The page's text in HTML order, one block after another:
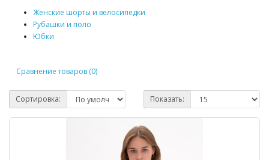
Женские шорты и велосипедки
Рубашки и поло
Юбки
Сравнение товаров (0)
Сортировка: Показать: